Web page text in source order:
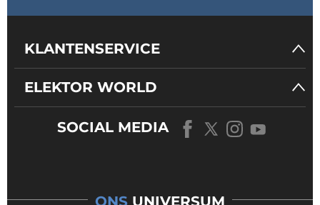
KLANTENSERVICE
ELEKTOR WORLD
SOCIAL MEDIA
ONS UNIVERSUM